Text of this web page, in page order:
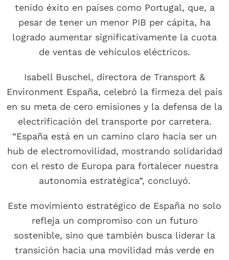
tenido éxito en países como Portugal, que, a
pesar de tener un menor PIB per cápita, ha
logrado aumentar significativamente la cuota
de ventas de vehículos eléctricos.
Isabell Buschel, directora de Transport &
Environment España, celebró la firmeza del país
en su meta de cero emisiones y la defensa de la
electrificación del transporte por carretera.
“España está en un camino claro hacia ser un
hub de electromovilidad, mostrando solidaridad
con el resto de Europa para fortalecer nuestra
autonomía estratégica”, concluyó.
Este movimiento estratégico de España no solo
refleja un compromiso con un futuro
sostenible, sino que también busca liderar la
transición hacia una movilidad más verde en